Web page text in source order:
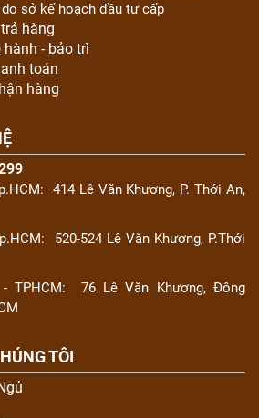
do sở kế hoạch đầu tư cấp
hàng
- bảo trì
toán
hàng
414 Lê Văn Khương, P. Thới An,
520-524 Lê Văn Khương, P.Thới
TPHCM:
76 Lê Văn Khương, Đông
TÔI